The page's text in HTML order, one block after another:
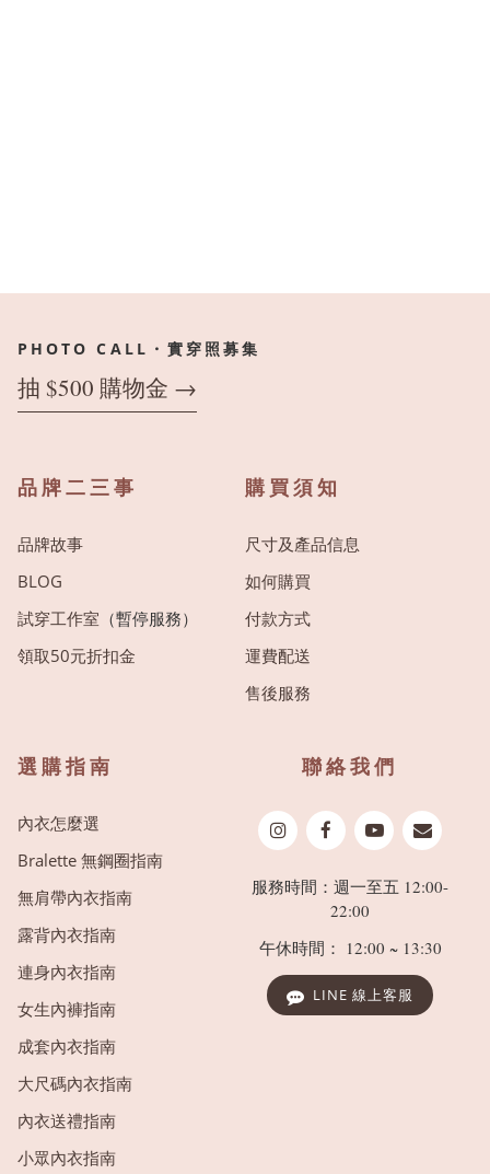
PHOTO CALL・實穿照募集
抽 $500 購物金 →
品牌二三事
品牌故事
BLOG
試穿工作室 （暫停服務）
領取50元折扣金
購買須知
尺寸及產品信息
如何購買
付款方式
運費配送
售後服務
選購指南
內衣怎麼選
Bralette 無鋼圈指南
無肩帶內衣指南
露背內衣指南
連身內衣指南
女生內褲指南
成套內衣指南
大尺碼內衣指南
內衣送禮指南
小眾內衣指南
聯絡我們
服務時間：週一至五 12:00-
22:00
午休時間： 12:00 ~ 13:30
LINE 線上客服